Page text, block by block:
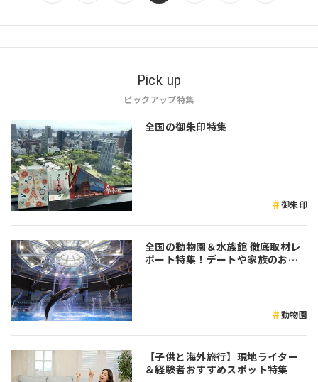
Pick up
ピックアップ特集
全国の御朱印特集
御朱印
全国の動物園＆水族館 徹底取材レ
ポート特集！デートや家族のおで
動物園
【子供と海外旅行】現地ライター
＆経験者おすすめスポット特集